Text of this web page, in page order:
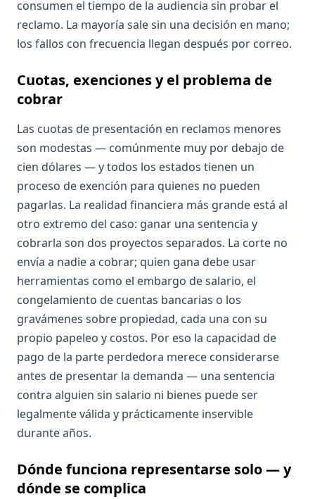
consumen el tiempo de la audiencia sin probar el
reclamo. La mayoría sale sin una decisión en mano;
los fallos con frecuencia llegan después por correo.
Cuotas, exenciones y el problema de
cobrar
Las cuotas de presentación en reclamos menores
son modestas — comúnmente muy por debajo de
cien dólares — y todos los estados tienen un
proceso de exención para quienes no pueden
pagarlas. La realidad financiera más grande está al
otro extremo del caso: ganar una sentencia y
cobrarla son dos proyectos separados. La corte no
envía a nadie a cobrar; quien gana debe usar
herramientas como el embargo de salario, el
congelamiento de cuentas bancarias o los
gravámenes sobre propiedad, cada una con su
propio papeleo y costos. Por eso la capacidad de
pago de la parte perdedora merece considerarse
antes de presentar la demanda — una sentencia
contra alguien sin salario ni bienes puede ser
legalmente válida y prácticamente inservible
durante años.
Dónde funciona representarse solo — y
dónde se complica